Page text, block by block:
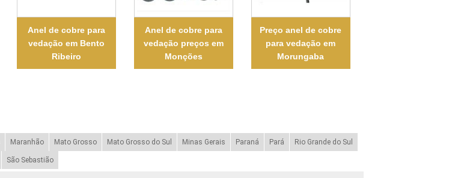
Anel de cobre para
vedação em Bento
Ribeiro
Anel de cobre para
vedação preços em
Monções
Preço anel de cobre
para vedação em
Morungaba
Maranhão Mato Grosso Mato Grosso do Sul Minas Gerais Paraná Pará Rio Grande do Sul
São Sebastião